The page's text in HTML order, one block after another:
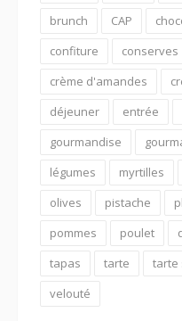
brunch
CAP
confiture
conserves
crème d'amandes
déjeuner
entrée
gourmandise
légumes
myrtilles
olives
pistache
pommes
poulet
tapas
tarte tarte
velouté